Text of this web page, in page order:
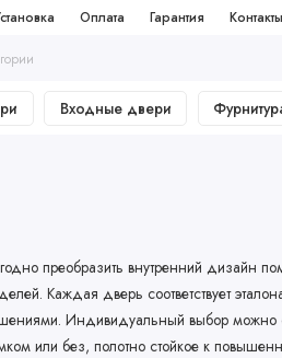
Оплата Гарантия Контакты
Входные двери
преобразить внутренний дизайн
Каждая дверь соответствует
Индивидуальный выбор можно
или без, полотно стойкое к